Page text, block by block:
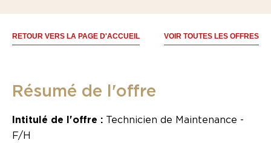
RETOUR VERS LA PAGE D'ACCUEIL VOIR TOUTES LES OFFRES
Résumé de l'offre
Intitulé de l'offre : Technicien de Maintenance -
F/H